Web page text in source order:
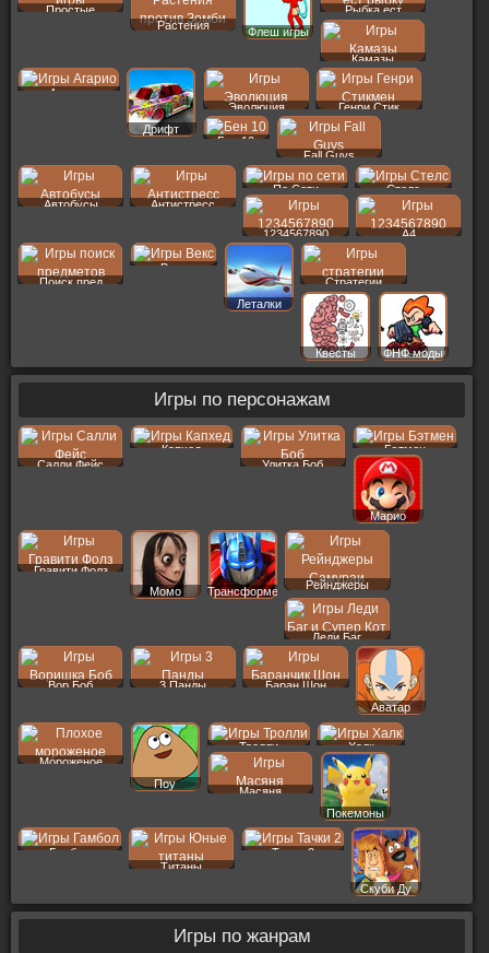
Простые
Растения
Флеш игры
Рыбка ест
Камазы
Агарио
Дрифт
Эволюция Генри Стик
Бен 10
Fall Guys
Автобусы Антистресс
По Сети Стелс
1234567890 A4
Поиск пред
Векс
Леталки
Стратегии
Квесты ФНФ моды
Игры по персонажам
Салли Фейс
Капхед
Улитка Боб
Бэтмен
Марио
Гравити Фолз
Момо
Трансформеры
Рейнджеры
Леди Баг
Вор Боб 3 Панды
Баран Шон
Аватар
Мороженое
Поу
Тролли Халк
Масяня
Покемоны
Гамбол
Титаны
Тачки 2
Скуби Ду
Игры по жанрам